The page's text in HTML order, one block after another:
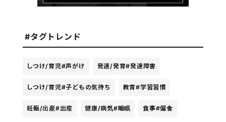
#タグトレンド
しつけ/育児#声がけ 発達/発育#発達障害
しつけ/育児#子どもの気持ち 教育#学習習慣
妊娠/出産#出産 健康/病気#睡眠 食事#偏食